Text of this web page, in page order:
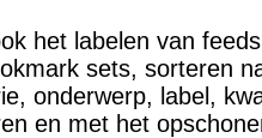
het labelen van
sets, sorteren
onderwerp, label,
en met het